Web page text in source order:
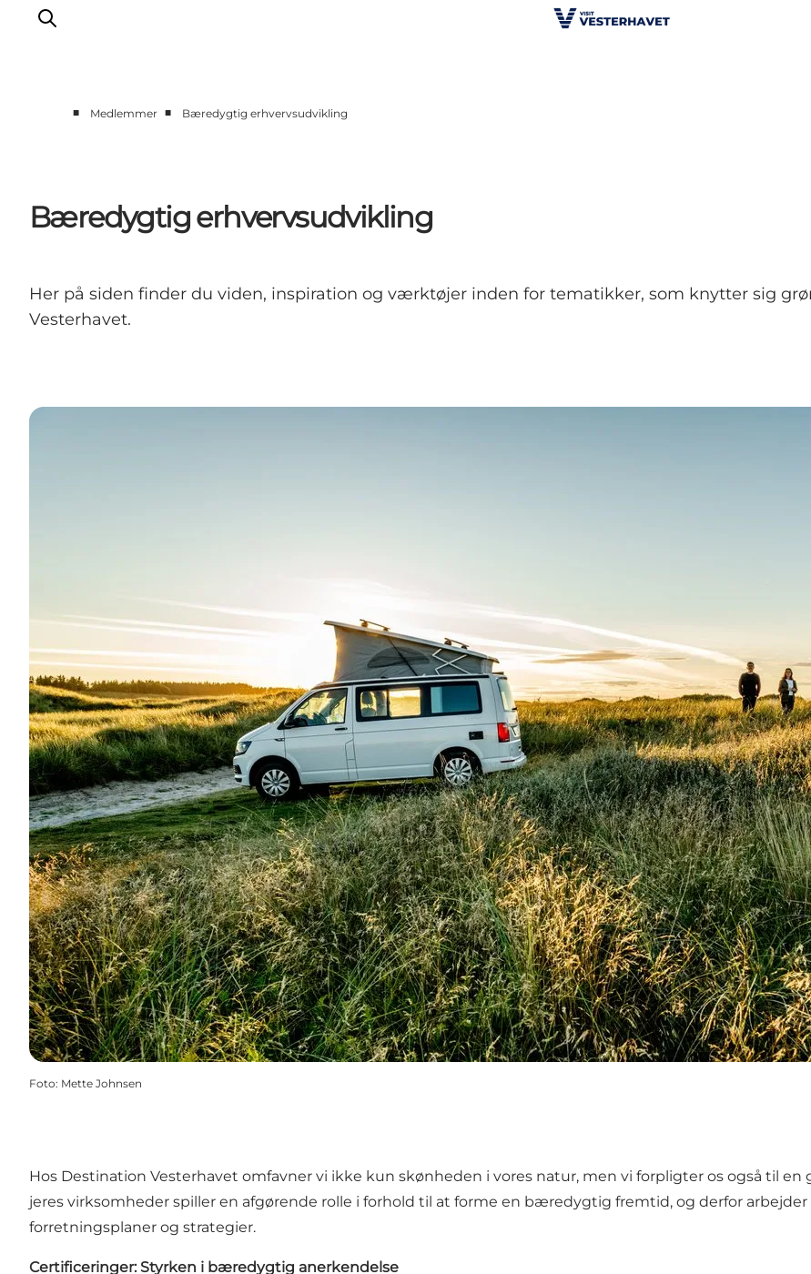
Projekter
Medlemskab
Om os
■ Medlemmer ■ Bæredygtig erhvervsudvikling
Bæredygtig erhvervsudvikling
Her på siden finder du viden, inspiration og værktøjer inden for tematikker, som knytter sig
Vesterhavet.
Foto: Mette Johnsen
Hos Destination Vesterhavet omfavner vi ikke kun skønheden i vores natur, men vi forpligter os også til
jeres virksomheder spiller en afgørende rolle i forhold til at forme en bæredygtig fremtid, og derfor
forretningsplaner og strategier.
Certificeringer: Styrken i bæredygtig anerkendelse